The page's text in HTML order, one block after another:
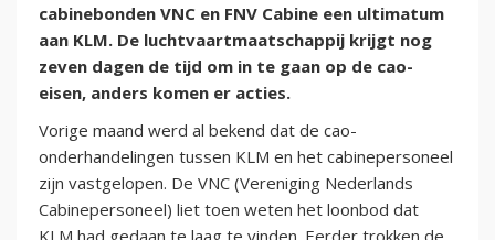
cabinebonden VNC en FNV Cabine een ultimatum
aan KLM. De luchtvaartmaatschappij krijgt nog
zeven dagen de tijd om in te gaan op de cao-
eisen, anders komen er acties.
Vorige maand werd al bekend dat de cao-
onderhandelingen tussen KLM en het cabinepersoneel
zijn vastgelopen. De VNC (Vereniging Nederlands
Cabinepersoneel) liet toen weten het loonbod dat